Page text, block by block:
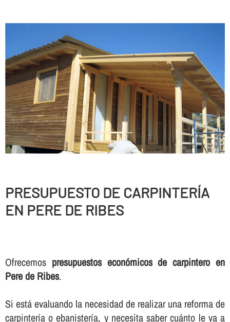
PRESUPUESTO DE CARPINTERÍ­A
EN PERE DE RIBES
Ofrecemos presupuestos económicos de carpintero en
Pere de Ribes.
Si está evaluando la necesidad de realizar una reforma de
carpinterí­a o ebanisterí­a, y necesita saber cuánto le va a